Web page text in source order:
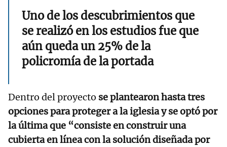
Uno de los descubrimientos que
se realizó en los estudios fue que
aún queda un 25% de la
policromía de la portada
Dentro del proyecto se plantearon hasta tres
opciones para proteger a la iglesia y se optó por
la última que “consiste en construir una
cubierta en línea con la solución diseñada por